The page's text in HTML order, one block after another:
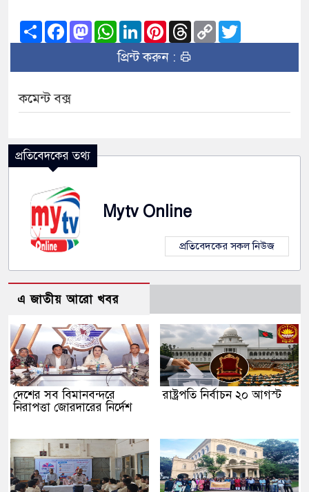
ShareFacebook
Mastodon
WhatsApp
LinkedInPinterest
Threads
Copy
Link
প্রিন্ট করুন :
কমেন্ট বক্স
প্রতিবেদকের তথ্য
Mytv Online
প্রতিবেদকের সকল নিউজ
এ জাতীয় আরো খবর
দেশের সব বিমানবন্দরে
নিরাপত্তা জোরদারের নির্দেশ
রাষ্ট্রপতি নির্বাচন ২০ আগস্ট